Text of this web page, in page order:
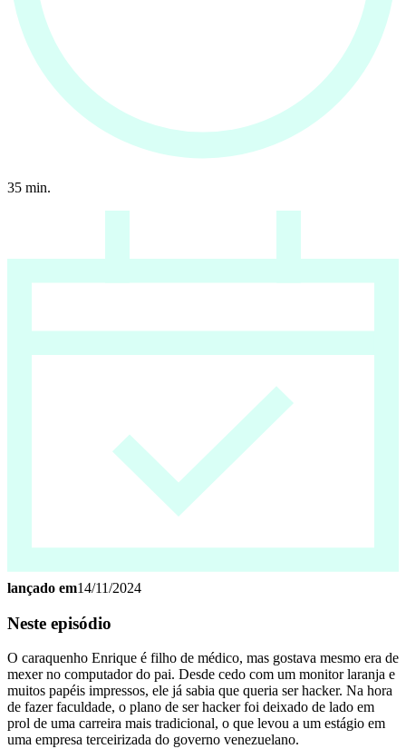
35 min.
lançado em14/11/2024
Neste episódio
O caraquenho Enrique é filho de médico, mas gostava mesmo era de
mexer no computador do pai. Desde cedo com um monitor laranja e
muitos papéis impressos, ele já sabia que queria ser hacker. Na hora
de fazer faculdade, o plano de ser hacker foi deixado de lado em
prol de uma carreira mais tradicional, o que levou a um estágio em
uma empresa terceirizada do governo venezuelano.